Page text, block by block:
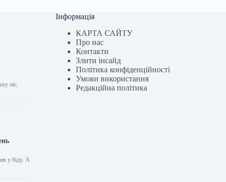
ніг,
у біду. А
Інформація
КАРТА САЙТУ
Про нас
Контакти
Злити інсайд
Політика конфіденційності
Умови використання
Редакційна політика